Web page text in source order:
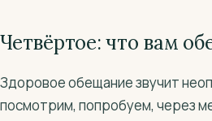
Четвёртое: что вам
Здоровое обещание звучит
посмотрим, попробуем, через